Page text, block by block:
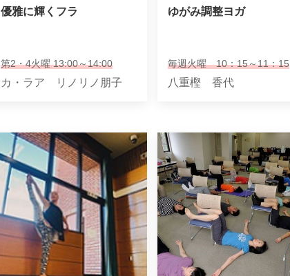
優雅に輝くフラ
第2・4火曜 13:00～14:00
カ・ラア リノリノ朋子
ゆがみ調整ヨガ
毎週火曜 10：15～11：15
八重樫 香代